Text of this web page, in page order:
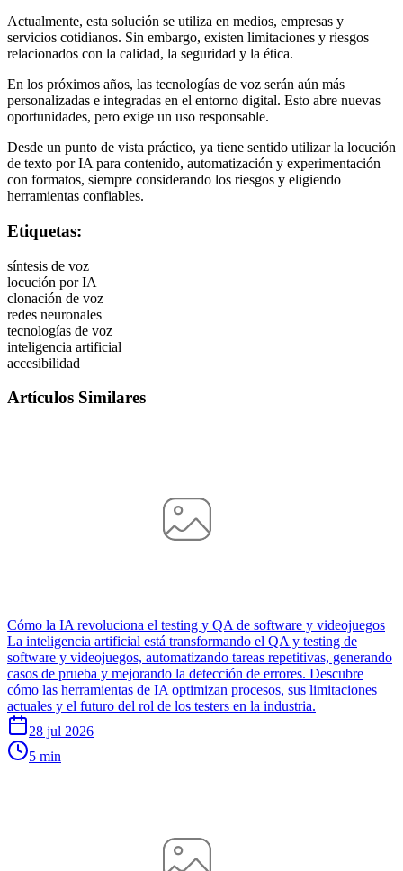
Actualmente, esta solución se utiliza en medios, empresas y
servicios cotidianos. Sin embargo, existen limitaciones y riesgos
relacionados con la calidad, la seguridad y la ética.
En los próximos años, las tecnologías de voz serán aún más
personalizadas e integradas en el entorno digital. Esto abre nuevas
oportunidades, pero exige un uso responsable.
Desde un punto de vista práctico, ya tiene sentido utilizar la locución
de texto por IA para contenido, automatización y experimentación
con formatos, siempre considerando los riesgos y eligiendo
herramientas confiables.
Etiquetas:
síntesis de voz
locución por IA
clonación de voz
redes neuronales
tecnologías de voz
inteligencia artificial
accesibilidad
Artículos Similares
Cómo la IA revoluciona el testing y QA de software y videojuegos
La inteligencia artificial está transformando el QA y testing de
software y videojuegos, automatizando tareas repetitivas, generando
casos de prueba y mejorando la detección de errores. Descubre
cómo las herramientas de IA optimizan procesos, sus limitaciones
actuales y el futuro del rol de los testers en la industria.
28 jul 2026
5 min